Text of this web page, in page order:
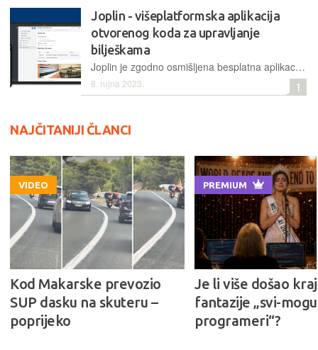
Joplin - višeplatformska aplikacija
otvorenog koda za upravljanje
bilješkama
Joplin je zgodno osmišljena besplatna aplikacija za upravljanje bilješkama koja omogućava rad s velikim brojem bilježaka organiziranih u bilježnice, a koje mogu biti gotovo sve – od običnog teksta, slika, dokumenata pa sve do audio i video datoteka…
8. rujna 2023. 1
NAJČITANIJI ČLANCI
VIDEO
Kod Makarske prevozio
SUP dasku na skuteru –
poprijeko
PREMIUM
Je li više došao kraj
fantazije „svi-
programeri“?